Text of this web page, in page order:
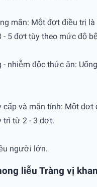
mãn: Một đợt điều trị là
5 đợt tùy theo mức độ
nhiễm độc thức ăn:
cấp và mãn tính: Một đợt
trì từ 2 - 3 đợt.
người lớn.
liễu Tràng vị